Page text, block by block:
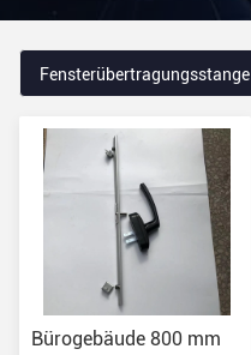
Fensterübertragungsstange
Bürogebäude 800 mm